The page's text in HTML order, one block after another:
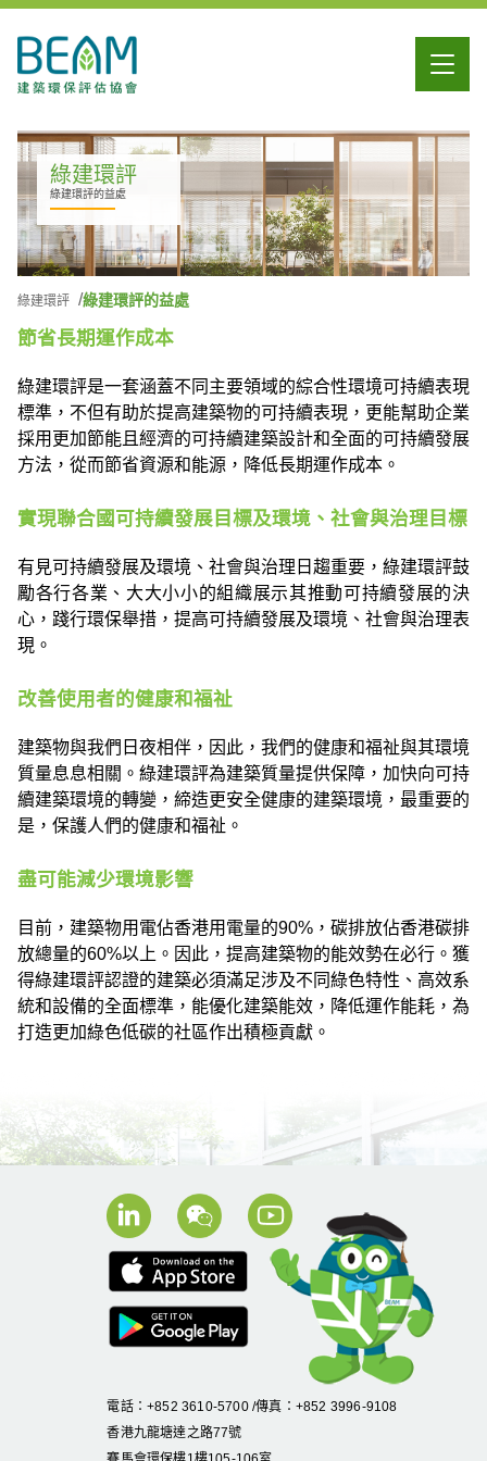
綠建環評
綠建環評的益處
綠建環評 綠建環評的益處
節省長期運作成本
綠建環評是一套涵蓋不同主要領域的綜合性環境可持續表現
標準，不但有助於提高建築物的可持續表現，更能幫助企業
採用更加節能且經濟的可持續建築設計和全面的可持續發展
方法，從而節省資源和能源，降低長期運作成本。
實現聯合國可持續發展目標及環境、社會與治理目標
有見可持續發展及環境、社會與治理日趨重要，綠建環評鼓
勵各行各業、大大小小的組織展示其推動可持續發展的決
心，踐行環保舉措，提高可持續發展及環境、社會與治理表
現。
改善使用者的健康和福祉
建築物與我們日夜相伴，因此，我們的健康和福祉與其環境
質量息息相關。綠建環評為建築質量提供保障，加快向可持
續建築環境的轉變，締造更安全健康的建築環境，最重要的
是，保護人們的健康和福祉。
盡可能減少環境影響
目前，建築物用電佔香港用電量的90%，碳排放佔香港碳排
放總量的60%以上。因此，提高建築物的能效勢在必行。獲
得綠建環評認證的建築必須滿足涉及不同綠色特性、高效系
統和設備的全面標準，能優化建築能效，降低運作能耗，為
打造更加綠色低碳的社區作出積極貢獻。
電話：+852 3610-5700 /傳真：+852 3996-9108
香港九龍塘達之路77號